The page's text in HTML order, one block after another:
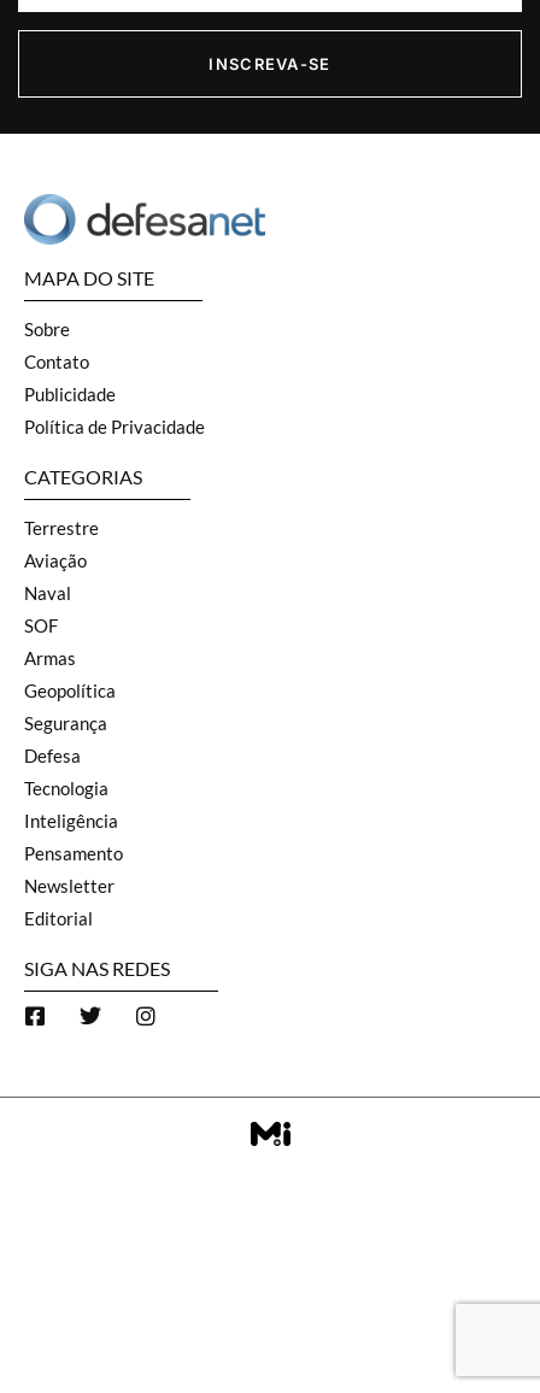
INSCREVA-SE
MAPA DO SITE
Sobre
Contato
Publicidade
Política de Privacidade
CATEGORIAS
Terrestre
Aviação
Naval
SOF
Armas
Geopolítica
Segurança
Defesa
Tecnologia
Inteligência
Pensamento
Newsletter
Editorial
SIGA NAS REDES